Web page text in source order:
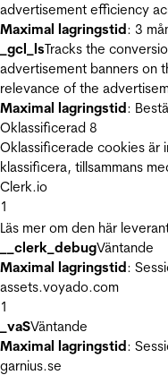
advertisement efficiency
Maximal lagringstid: 3
_gcl_lsTracks the
advertisement banners on
relevance of the
Maximal lagringstid:
Oklassificerad 8
Oklassificerade cookies är
klassificera, tillsammans
Clerk.io
1
Läs mer om den här
__clerk_debugVäntande
Maximal lagringstid:
assets.voyado.com
1
_vaSVäntande
Maximal lagringstid:
garnius.se